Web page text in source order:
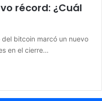
récord: ¿Cuál
bitcoin marcó un nuevo
en el cierre…